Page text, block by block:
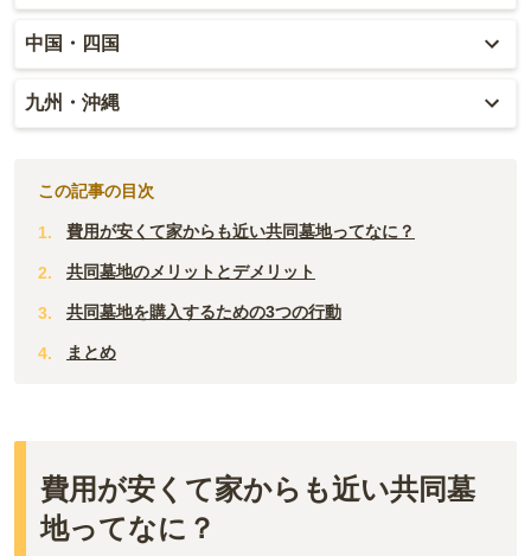
山形
宮城
福島
千葉
茨城
栃木
三重
石川
山梨
新潟
長野
大阪
兵庫
滋賀
和歌山
中国・四国
岡山
鳥取
山口
香川
徳島
九州・沖縄
佐賀
鹿児島
沖縄
この記事の目次
費用が安くて家からも近い共同墓地ってなに？
共同墓地のメリットとデメリット
共同墓地を購入するための3つの行動
まとめ
費用が安くて家からも近い共同墓
地ってなに？